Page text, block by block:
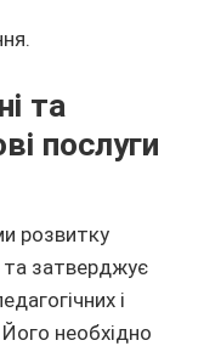
та
послуги
розвитку
та затверджує
і
необхідно